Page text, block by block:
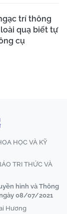
trí thông
quạ biết tự
cụ
HỌC VÀ KỸ
TRI THỨC VÀ
hình và Thông
08/07/2021
Hương